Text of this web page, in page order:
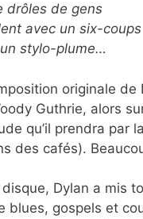
drôles de gens
avec un six-coups
stylo-plume…
originale de
Guthrie, alors
qu’il prendra
des cafés).
Dylan a mis
blues, gospels et